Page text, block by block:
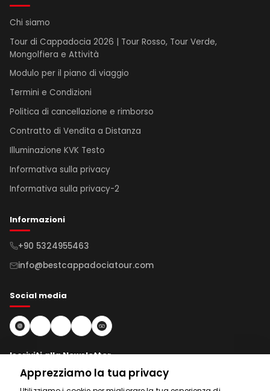
Chi siamo
Tour di Cappadocia 2026 | Tour Rosso, Tour Verde,
Mongolfiera e Attività
Modulo per il piano di viaggio
Termini e Condizioni
Politica di cancellazione e rimborso
Contratto di Vendita a Distanza
Illuminazione KVK Testo
Informativa sulla privacy
Informativa sulla privacy-2
Informazioni
+90 5324955463
info@bestcappadociatour.com
Social media
Iscriviti alla Newsletter
Apprezziamo la tua privacy